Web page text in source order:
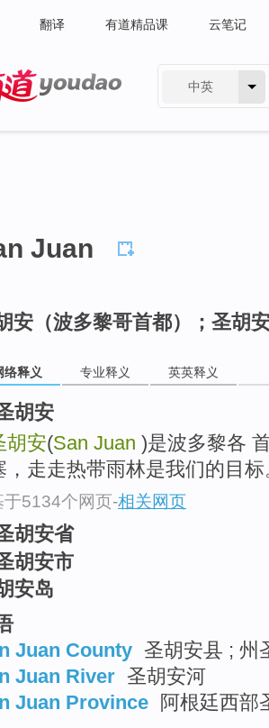
翻译 有道精品课 云笔记
中英
Juan
安（波多黎哥首都）；圣胡
络释义 专业释义 英英释义
胡安
胡安(San Juan )是波多黎各
，走走热带雨林是我们的目标
于5134个网页-相关网页
胡安省
胡安市
安岛
Juan County 圣胡安县 ; 州
Juan River 圣胡安河
Juan Province 阿根廷西部